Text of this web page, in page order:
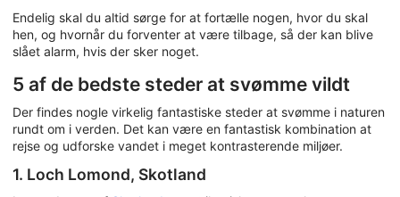
Endelig skal du altid sørge for at fortælle nogen, hvor du skal
hen, og hvornår du forventer at være tilbage, så der kan blive
slået alarm, hvis der sker noget.
5 af de bedste steder at svømme vildt
Der findes nogle virkelig fantastiske steder at svømme i naturen
rundt om i verden. Det kan være en fantastisk kombination at
rejse og udforske vandet i meget kontrasterende miljøer.
1. Loch Lomond, Skotland